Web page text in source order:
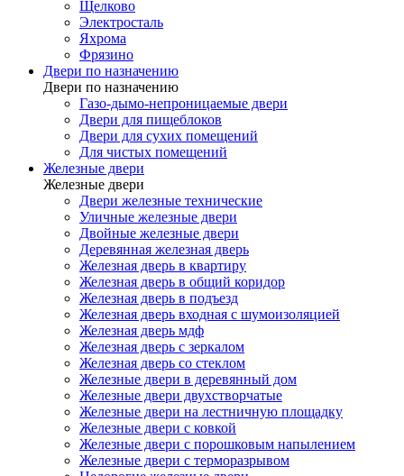
Щелково
Электросталь
Яхрома
Фрязино
Двери по назначению
Двери по назначению
Газо-дымо-непроницаемые двери
Двери для пищеблоков
Двери для сухих помещений
Для чистых помещений
Железные двери
Железные двери
Двери железные технические
Уличные железные двери
Двойные железные двери
Деревянная железная дверь
Железная дверь в квартиру
Железная дверь в общий коридор
Железная дверь в подъезд
Железная дверь входная с шумоизоляцией
Железная дверь мдф
Железная дверь с зеркалом
Железная дверь со стеклом
Железные двери в деревянный дом
Железные двери двухстворчатые
Железные двери на лестничную площадку
Железные двери с ковкой
Железные двери с порошковым напылением
Железные двери с терморазрывом